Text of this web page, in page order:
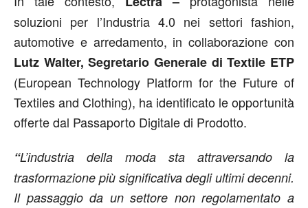
soluzioni per l’Industria 4.0 nei settori fashion,
automotive e arredamento, in collaborazione con
Lutz Walter, Segretario Generale di Textile ETP
(European Technology Platform for the Future of
Textiles and Clothing), ha identificato le opportunità
offerte dal Passaporto Digitale di Prodotto.
“L’industria della moda sta attraversando la
trasformazione più significativa degli ultimi decenni.
Il passaggio da un settore non regolamentato a